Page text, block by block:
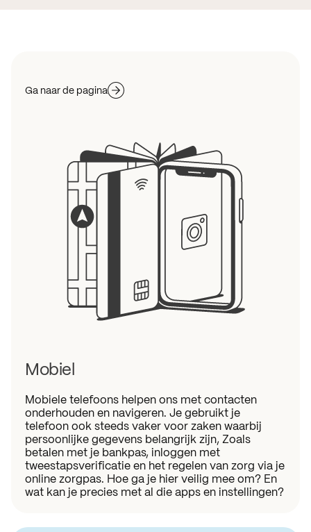
Mobiel
Mobiele telefoons helpen ons met contacten
onderhouden en navigeren. Je gebruikt je
telefoon ook steeds vaker voor zaken waarbij
persoonlijke gegevens belangrijk zijn, Zoals
betalen met je bankpas, inloggen met
tweestapsverificatie en het regelen van zorg via je
online zorgpas. Hoe ga je hier veilig mee om? En
wat kan je precies met al die apps en instellingen?
Ga naar de pagina